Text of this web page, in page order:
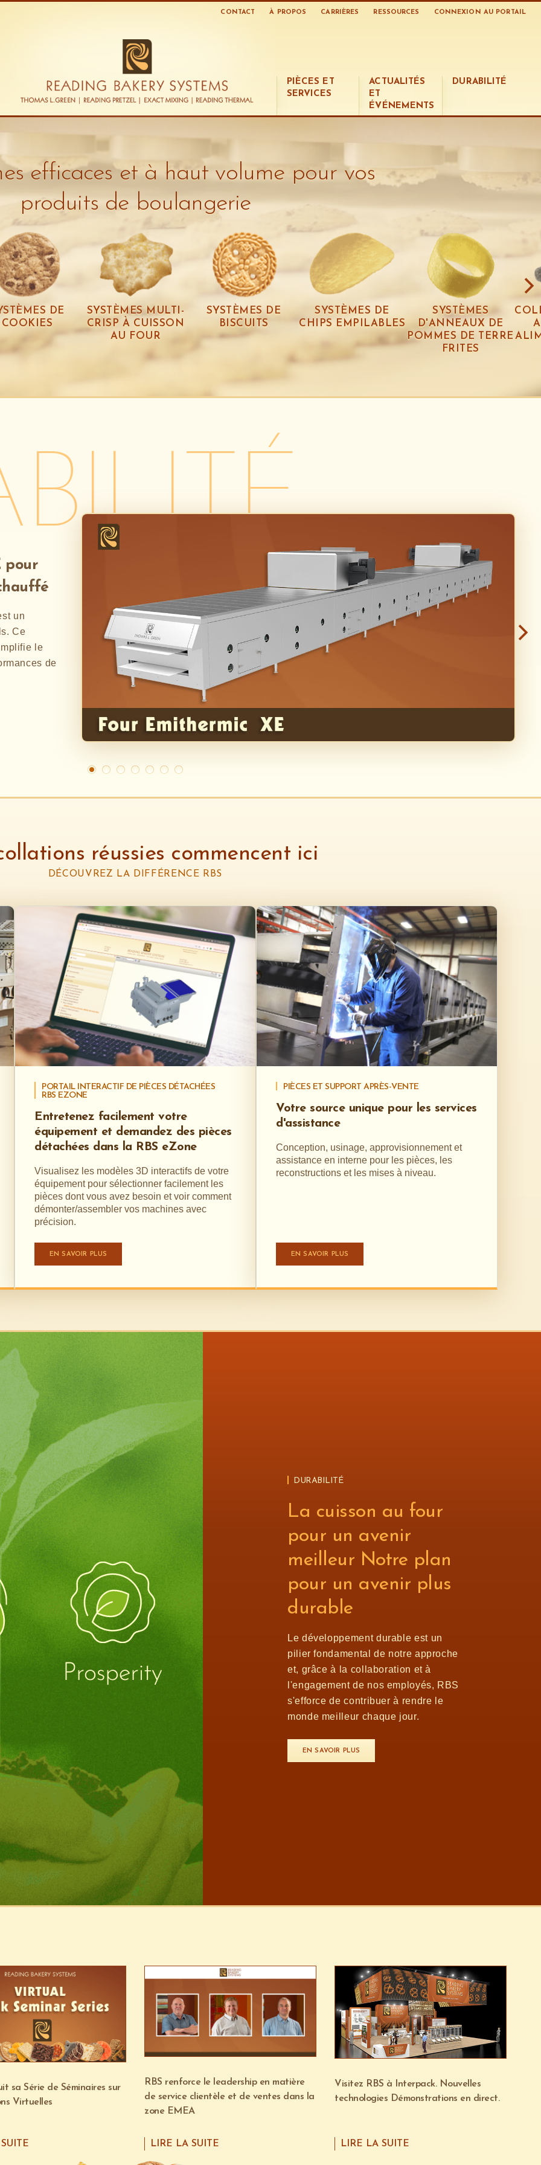
CONTACT À PROPOS CARRIÈRES RESSOURCES CONNEXION AU PORTAIL
PIÈCES ET
SERVICES
ACTUALITÉS
ET
ÉVÉNEMENTS
DURABILITÉ
efficaces et à haut volume pour vos
produits de boulangerie
DE
COOKIES
SYSTÈMES MULTI-
CRISP À CUISSON
AU FOUR
SYSTÈMES DE
BISCUITS
SYSTÈMES DE
CHIPS EMPILABLES
SYSTÈMES
D'ANNEAUX DE
POMMES DE TERRE
FRITES
pour
un
Ce
le
de
réussies commencent ici
DÉCOUVREZ LA DIFFÉRENCE RBS
PORTAIL INTERACTIF DE PIÈCES DÉTACHÉES
RBS EZONE
Entretenez facilement votre
équipement et demandez des pièces
détachées dans la RBS eZone
Visualisez les modèles 3D interactifs de votre
équipement pour sélectionner facilement les
pièces dont vous avez besoin et voir comment
démonter/assembler vos machines avec
précision.
EN SAVOIR PLUS
PIÈCES ET SUPPORT APRÈS-VENTE
Votre source unique pour les services
d'assistance
Conception, usinage, approvisionnement et
assistance en interne pour les pièces, les
reconstructions et les mises à niveau.
EN SAVOIR PLUS
DURABILITÉ
La cuisson au four
pour un avenir
meilleur Notre plan
pour un avenir plus
durable
Le développement durable est un
pilier fondamental de notre approche
et, grâce à la collaboration et à
l'engagement de nos employés, RBS
s'efforce de contribuer à rendre le
monde meilleur chaque jour.
EN SAVOIR PLUS
sa Série de Séminaires sur
Virtuelles
RBS renforce le leadership en matière
de service clientèle et de ventes dans la
zone EMEA
LIRE LA SUITE
Visitez RBS à Interpack. Nouvelles
technologies Démonstrations en direct.
LIRE LA SUITE